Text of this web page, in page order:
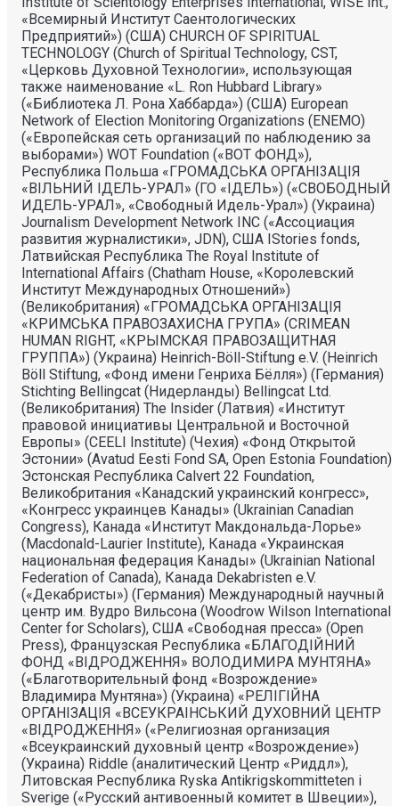
«Всемирный Институт Саентологических
Предприятий») (США) CHURCH OF SPIRITUAL
TECHNOLOGY (Church of Spiritual Technology, CST,
«Церковь Духовной Технологии», использующая
также наименование «L. Ron Hubbard Library»
(«Библиотека Л. Рона Хаббарда») (США) European
Network of Election Monitoring Organizations (ENEMO)
(«Европейская сеть организаций по наблюдению за
выборами») WOT Foundation («ВОТ ФОНД»),
Республика Польша «ГРОМАДСЬКА ОРГАНI3АЦIЯ
«ВIЛЬНИЙ IДЕЛЬ-УРАЛ» (ГО «IДЕЛЬ») («СВОБОДНЫЙ
ИДЕЛЬ-УРАЛ», «Свободный Идель-Урал») (Украина)
Journalism Development Network INC («Ассоциация
развития журналистики», JDN), США IStories fonds,
Латвийская Республика The Royal Institute of
International Affairs (Chatham House, «Королевский
Институт Международных Отношений»)
(Великобритания) «ГРОМАДСЬКА ОРГАНIЗАЦIЯ
«КРИМСЬКА ПРАВОЗАХИСНА ГРУПА» (CRIMEAN
HUMAN RIGHT, «КРЫМСКАЯ ПРАВОЗАЩИТНАЯ
ГРУППА») (Украина) Heinrich-Böll-Stiftung e.V. (Heinrich
Böll Stiftung, «Фонд имени Генриха Бёлля») (Германия)
Stichting Bellingcat (Нидерланды) Bellingcat Ltd.
(Великобритания) The Insider (Латвия) «Институт
правовой инициативы Центральной и Восточной
Европы» (CEELI Institute) (Чехия) «Фонд Открытой
Эстонии» (Avatud Eesti Fond SA, Open Estonia Foundation)
Эстонская Республика Calvert 22 Foundation,
Великобритания «Канадский украинский конгресс»,
«Конгресс украинцев Канады» (Ukrainian Canadian
Congress), Канада «Институт Макдональда-Лорье»
(Macdonald-Laurier Institute), Канада «Украинская
национальная федерация Канады» (Ukrainian National
Federation of Canada), Канада Dekabristen e.V.
(«Декабристы») (Германия) Международный научный
центр им. Вудро Вильсона (Woodrow Wilson International
Center for Scholars), США «Свободная пресса» (Open
Press), Французская Республика «БЛАГОДIЙНИЙ
ФОНД «ВIДРОДЖЕННЯ» ВОЛОДИМИРА МУНТЯНА»
(«Благотворительный фонд «Возрождение»
Владимира Мунтяна») (Украина) «РЕЛIГIЙНА
ОРГАНIЗАЦIЯ «ВСЕУКРАIНСЬКИЙ ДУХОВНИЙ ЦЕНТР
«ВIДРОДЖЕННЯ» («Религиозная организация
«Всеукраинский духовный центр «Возрождение»)
(Украина) Riddle (аналитический Центр «Риддл»),
Литовская Республика Ryska Antikrigskommitteten i
Sverige («Русский антивоенный комитет в Швеции»),